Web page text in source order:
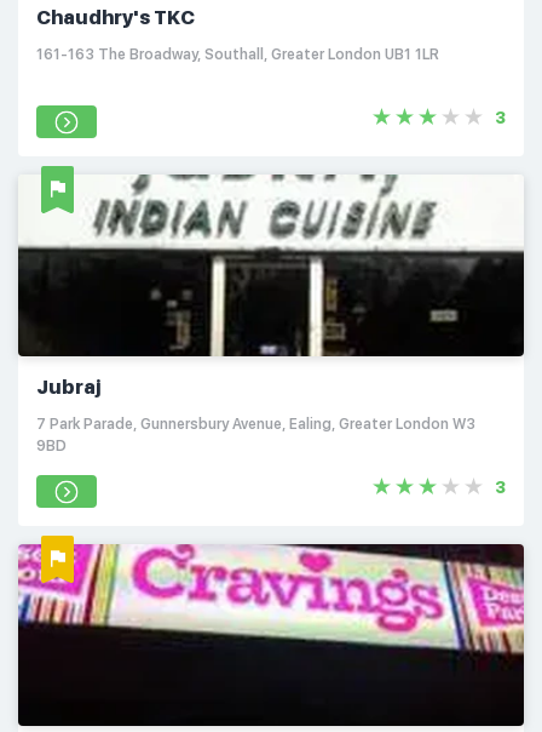
Chaudhry's TKC
161-163 The Broadway, Southall, Greater London UB1 1LR
3
Jubraj
7 Park Parade, Gunnersbury Avenue, Ealing, Greater London W3
9BD
3